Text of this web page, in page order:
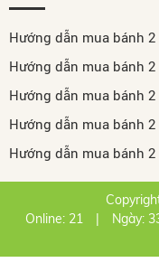
Hướng dẫn mua bánh 2
Hướng dẫn mua bánh 2
Hướng dẫn mua bánh 2
Hướng dẫn mua bánh 2
Hướng dẫn mua bánh 2
Online: 21
| Ngày: